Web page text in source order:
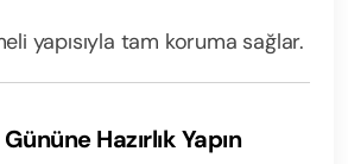
yapısıyla tam koruma sağlar.
Hazırlık Yapın